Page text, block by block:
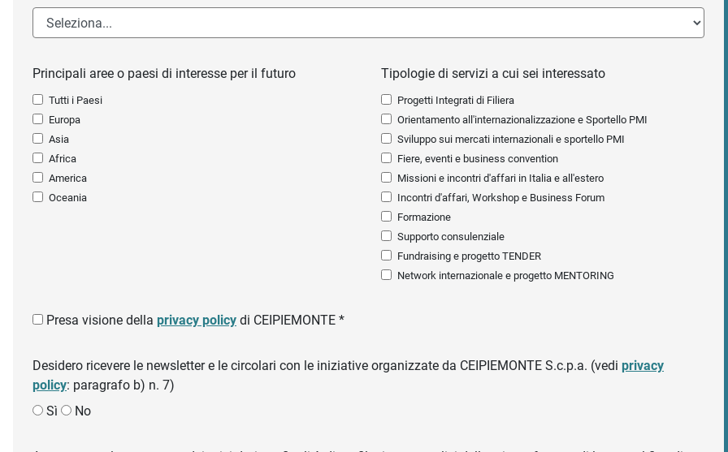
Principali aree o paesi di interesse per il futuro
Tutti i Paesi
Europa
Asia
Africa
America
Oceania
Tipologie di servizi a cui sei interessato
Progetti Integrati di Filiera
Orientamento all'internazionalizzazione e Sportello PMI
Sviluppo sui mercati internazionali e sportello PMI
Fiere, eventi e business convention
Missioni e incontri d'affari in Italia e all'estero
Incontri d'affari, Workshop e Business Forum
Formazione
Supporto consulenziale
Fundraising e progetto TENDER
Network internazionale e progetto MENTORING
Presa visione della privacy policy di CEIPIEMONTE *
Desidero ricevere le newsletter e le circolari con le iniziative organizzate da CEIPIEMONTE S.c.p.a. (vedi privacy
policy: paragrafo b) n. 7)
Sì
No